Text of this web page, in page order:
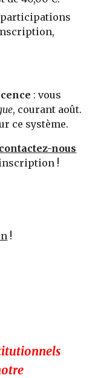
participations
: vous
, courant août.
ce système.
contactez-nous
!
!